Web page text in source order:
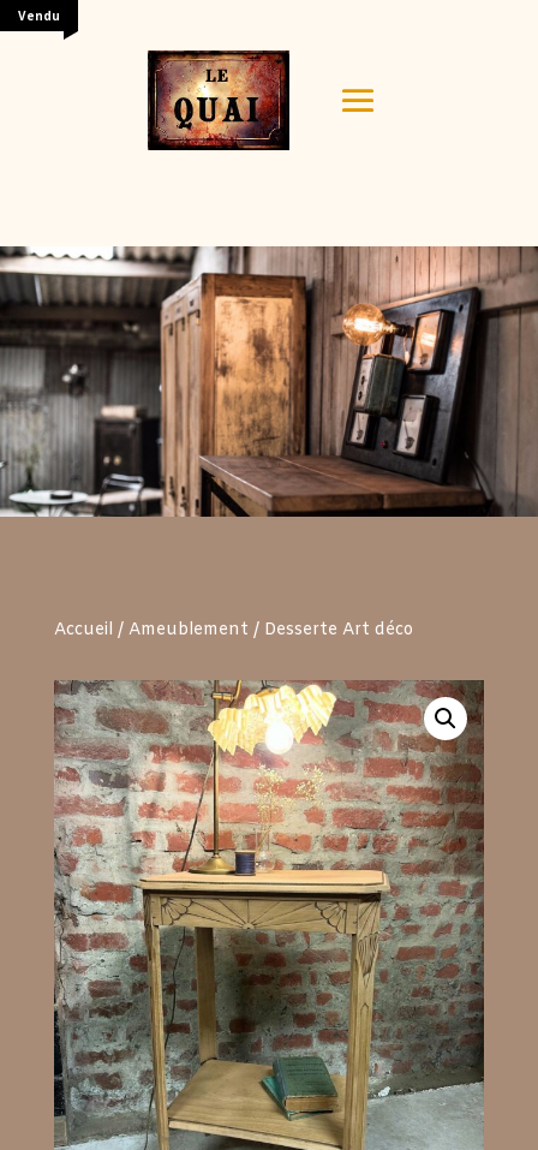
Vendu
Your content goes here. Edit or remove this text inline
or in the module Content settings. You can also style
every aspect of this content in the module Design
settings and even apply custom CSS to this text in the
module Advanced settings.
Accueil / Ameublement / Desserte Art déco